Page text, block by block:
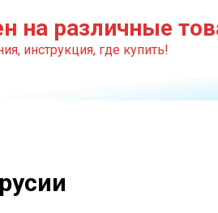
на различные
инструкция, где купить!